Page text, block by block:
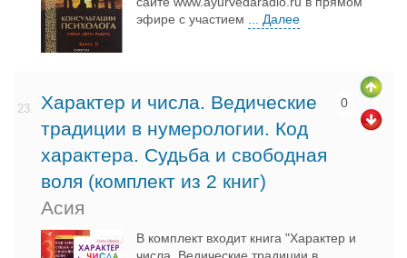
эфире с участием
... Далее
23.
Характер и числа. Ведические
традиции в нумерологии. Код
характера. Судьба и свободная
воля (комплект из 2 книг)
Асия
0
В комплект входит книга "Характер и
числа. Ведические традиции в